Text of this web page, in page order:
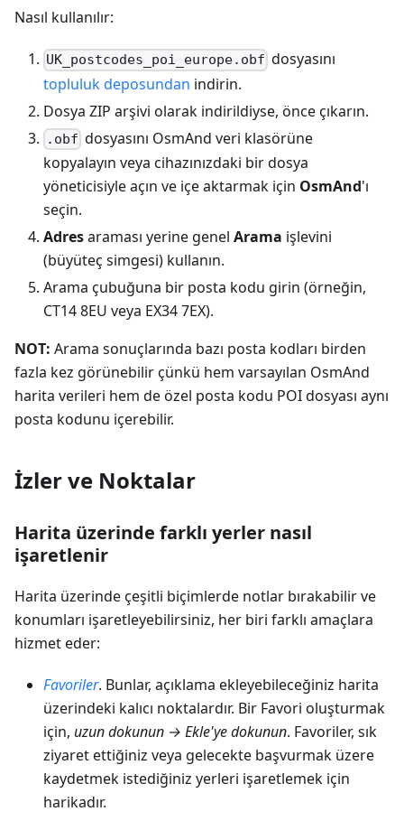
Nasıl kullanılır:
UK_postcodes_poi_europe.obf dosyasını
topluluk deposundan indirin.
Dosya ZIP arşivi olarak indirildiyse, önce çıkarın.
.obf dosyasını OsmAnd veri klasörüne
kopyalayın veya cihazınızdaki bir dosya
yöneticisiyle açın ve içe aktarmak için OsmAnd'ı
seçin.
Adresaraması yerine genel Arama işlevini
(büyüteç simgesi) kullanın.
Arama çubuğuna bir posta kodu girin (örneğin,
CT14 8EU veya EX34 7EX).
NOT: Arama sonuçlarında bazı posta kodları birden
fazla kez görünebilir çünkü hem varsayılan OsmAnd
harita verileri hem de özel posta kodu POI dosyası aynı
posta kodunu içerebilir.
İzler ve Noktalar
Harita üzerinde farklı yerler nasıl
işaretlenir
Harita üzerinde çeşitli biçimlerde notlar bırakabilir ve
konumları işaretleyebilirsiniz, her biri farklı amaçlara
hizmet eder:
Favoriler. Bunlar, açıklama ekleyebileceğiniz harita
üzerindeki kalıcı noktalardır. Bir Favori oluşturmak
için, uzun dokunun → Ekle'ye dokunun. Favoriler, sık
ziyaret ettiğiniz veya gelecekte başvurmak üzere
kaydetmek istediğiniz yerleri işaretlemek için
harikadır.